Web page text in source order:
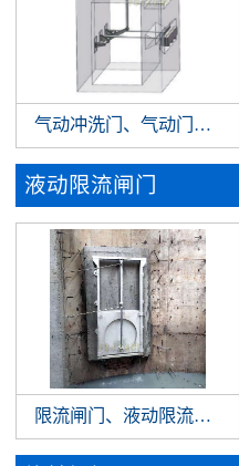
气动冲洗门、气动门式冲
液动限流闸门
限流闸门、液动限流闸门